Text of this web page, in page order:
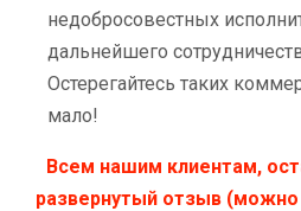
недобросовестных
дальнейшего
Остерегайтесь таких
мало!
Всем нашим клиентам,
развернутый отзыв